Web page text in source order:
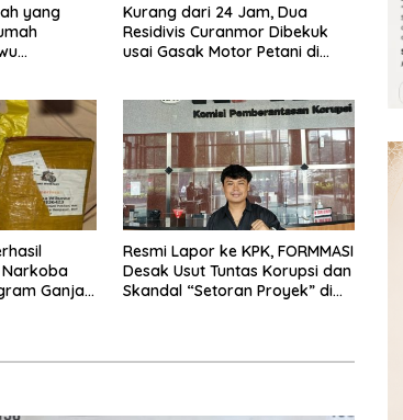
yang
Kurang dari 24 Jam, Dua
Residivis Curanmor Dibekuk
usai Gasak Motor Petani di
Ganja
Resmi Lapor ke KPK, FORMMASI
Desak Usut Tuntas Korupsi dan
Skandal “Setoran Proyek” di